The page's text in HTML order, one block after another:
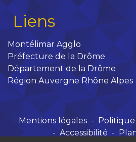
Liens
Montélimar Agglo
Préfecture de la Drôme
Département de la Drôme
Région Auvergne Rhône Alpes
Mentions légales -
- Accessibilité -